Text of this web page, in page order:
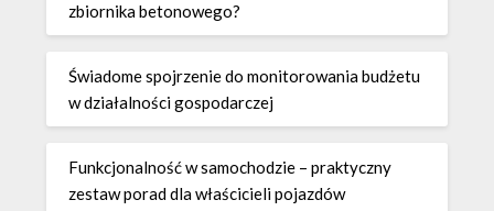
zbiornika betonowego?
Świadome spojrzenie do monitorowania budżetu
w działalności gospodarczej
Funkcjonalność w samochodzie – praktyczny
zestaw porad dla właścicieli pojazdów